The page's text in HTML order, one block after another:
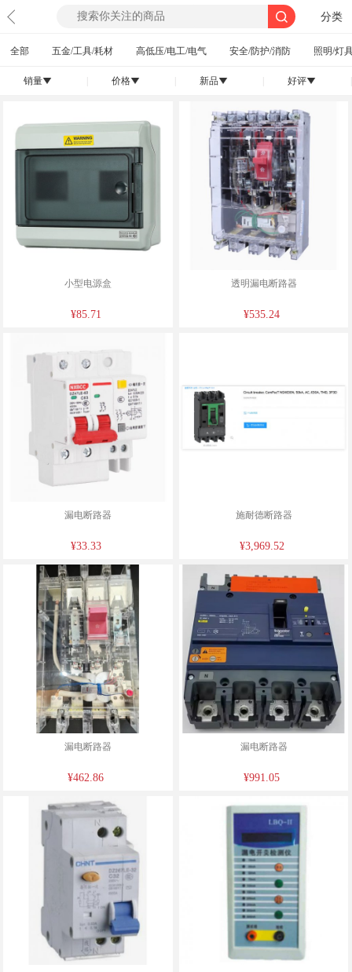
分类
全部 五金/工具/耗材 高低压/电工/电气 安全/防护/消防 照明/灯
销量󰄢 价格󰄢 新品󰄢 好评󰄢
小型电源盒
¥85.71
透明漏电断路器
¥535.24
漏电断路器
¥33.33
施耐德断路器
¥3,969.52
漏电断路器
¥462.86
漏电断路器
¥991.05